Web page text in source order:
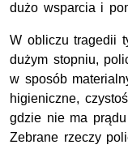
dużo wsparcia i
W obliczu tragedii
dużym stopniu,
w sposób
higieniczne,
gdzie nie ma
Zebrane rzeczy